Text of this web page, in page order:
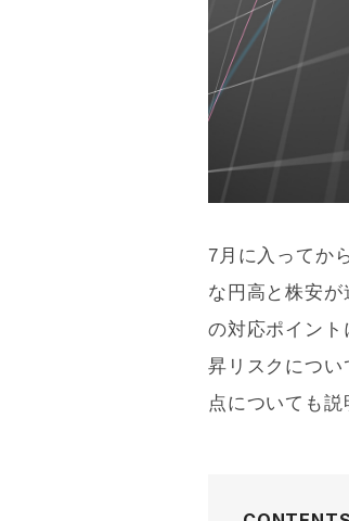
7月に入ってか
な円高と株安
の対応ポイン
昇リスクについ
点についても説